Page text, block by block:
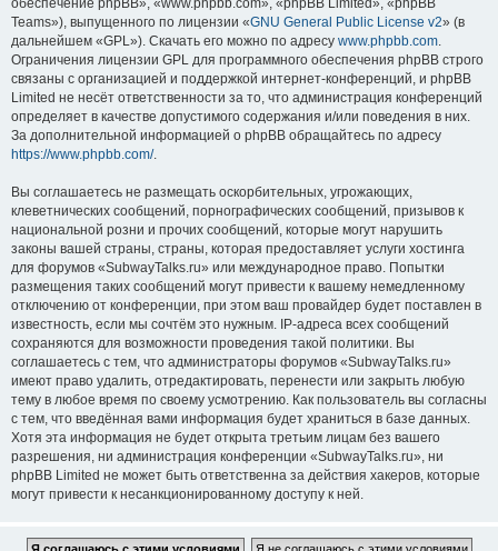
обеспечение phpBB», «www.phpbb.com», «phpBB Limited», «phpBB
Teams»), выпущенного по лицензии «GNU General Public License v2» (в
дальнейшем «GPL»). Скачать его можно по адресу www.phpbb.com.
Ограничения лицензии GPL для программного обеспечения phpBB строго
связаны с организацией и поддержкой интернет-конференций, и phpBB
Limited не несёт ответственности за то, что администрация конференций
определяет в качестве допустимого содержания и/или поведения в них.
За дополнительной информацией о phpBB обращайтесь по адресу
https://www.phpbb.com/.
Вы соглашаетесь не размещать оскорбительных, угрожающих,
клеветнических сообщений, порнографических сообщений, призывов к
национальной розни и прочих сообщений, которые могут нарушить
законы вашей страны, страны, которая предоставляет услуги хостинга
для форумов «SubwayTalks.ru» или международное право. Попытки
размещения таких сообщений могут привести к вашему немедленному
отключению от конференции, при этом ваш провайдер будет поставлен в
известность, если мы сочтём это нужным. IP-адреса всех сообщений
сохраняются для возможности проведения такой политики. Вы
соглашаетесь с тем, что администраторы форумов «SubwayTalks.ru»
имеют право удалить, отредактировать, перенести или закрыть любую
тему в любое время по своему усмотрению. Как пользователь вы согласны
с тем, что введённая вами информация будет храниться в базе данных.
Хотя эта информация не будет открыта третьим лицам без вашего
разрешения, ни администрация конференции «SubwayTalks.ru», ни
phpBB Limited не может быть ответственна за действия хакеров, которые
могут привести к несанкционированному доступу к ней.